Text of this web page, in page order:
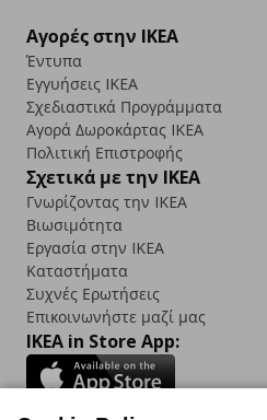
Αγορές στην IKEA
Έντυπα
Εγγυήσεις IKEA
Σχεδιαστικά Προγράμματα
Αγορά Δωρoκάρτας IKEA
Πολιτική Επιστροφής
Σχετικά με την IKEA
Γνωρίζοντας την IKEA
Βιωσιμότητα
Εργασία στην IKEA
Καταστήματα
Συχνές Ερωτήσεις
Επικοινωνήστε μαζί μας
IKEA in Store App: